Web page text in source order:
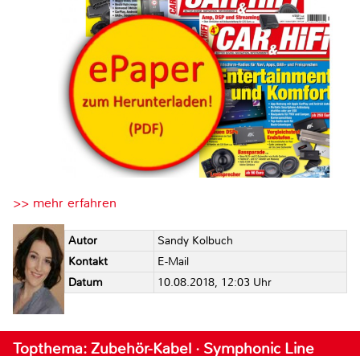
>> mehr erfahren
Autor
Sandy Kolbuch
Kontakt
E-Mail
Datum
10.08.2018, 12:03 Uhr
Topthema: Zubehör-Kabel · Symphonic Line